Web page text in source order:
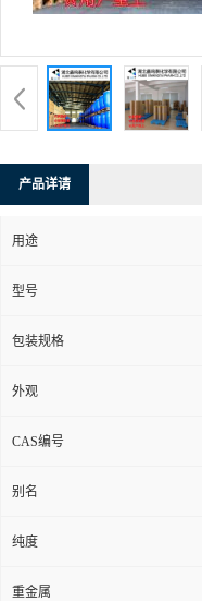
产品详请
用途
型号
包装规格
外观
CAS编号
别名
纯度
重金属